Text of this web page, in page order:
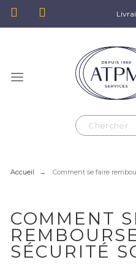
Accueil Comment se faire
COMMENT
SÉCURITÉ